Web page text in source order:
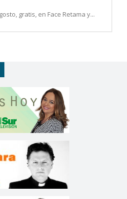
gratis, en Face Retama y...